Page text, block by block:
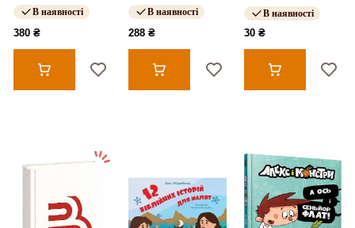
В наявності
380 ₴
В наявності
288 ₴
В наявності
30 ₴